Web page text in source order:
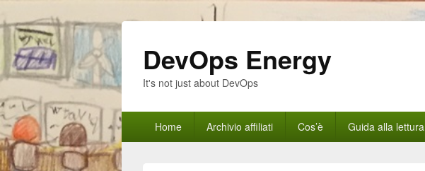
DevOps Energy
It's not just about DevOps
Menu
principaleHome Archivio affiliati Cos’è Guida alla lettura